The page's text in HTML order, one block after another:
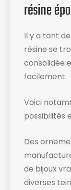
résine
Il y a tant
résine se
consolidée
facilement.
Voici
possibilités
Des
de bijoux
diverses